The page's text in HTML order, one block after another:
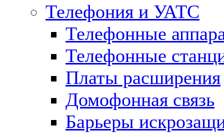
Телефония и УАТС
Телефонные
Телефонные
Платы расширения
Домофонная связь
Барьеры